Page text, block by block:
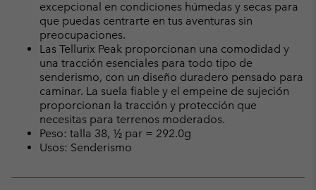
excepcional en condiciones húmedas y secas para
que puedas centrarte en tus aventuras sin
preocupaciones.
Las Tellurix Peak proporcionan una comodidad y
una tracción esenciales para todo tipo de
senderismo, con un diseño duradero pensado para
caminar. La suela fiable y el empeine de sujeción
proporcionan la tracción y protección que
necesitas para terrenos moderados.
Peso: talla 38, ½ par = 292.0g
Usos: Senderismo